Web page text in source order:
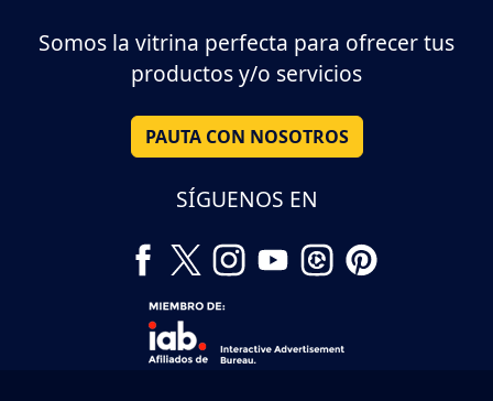
Somos la vitrina perfecta para ofrecer tus
productos y/o servicios
PAUTA CON NOSOTROS
SÍGUENOS EN